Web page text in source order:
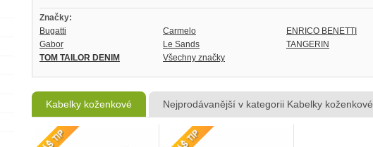
Značky:
Bugatti
Carmelo ENRICO BENETTI
Gabor
Le Sands TANGERIN
TOM TAILOR DENIM
Všechny značky
Kabelky koženkové Nejprodávanější v kategorii Kabelky koženkové